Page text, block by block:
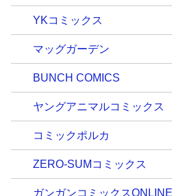
YKコミックス
マッグガーデン
BUNCH COMICS
ヤングアニマルコミックス
コミックポルカ
ZERO-SUMコミックス
ガンガンコミックスONLINE